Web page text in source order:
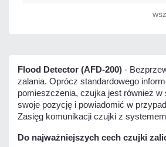
Flood Detector (AFD-200) -
zalania. Oprócz standardowego
pomieszczenia, czujka jest również w
swoje pozycję i powiadomić w
Zasięg komunikacji czujki z
Do najważniejszych cech czujki